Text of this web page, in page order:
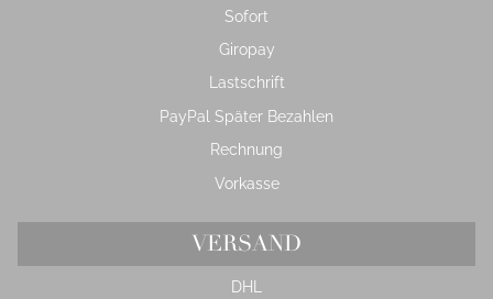
Sofort
Giropay
Lastschrift
PayPal Später Bezahlen
Rechnung
Vorkasse
VERSAND
DHL